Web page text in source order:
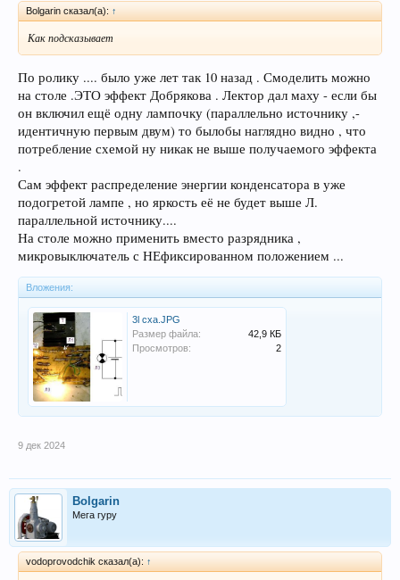
Bolgarin сказал(а): ↑
Как подсказывает
По ролику .... было уже лет так 10 назад . Смоделить можно
на столе .ЭТО эффект Добрякова . Лектор дал маху - если бы
он включил ещё одну лампочку (параллельно источнику ,-
идентичную первым двум) то былобы наглядно видно , что
потребление схемой ну никак не выше получаемого эффекта
.
Сам эффект распределение энергии конденсатора в уже
подогретой лампе , но яркость её не будет выше Л.
параллельной источнику....
На столе можно применить вместо разрядника ,
микровыключатель с НЕфиксированном положением ...
Вложения:
3l cxa.JPG
Размер файла:
42,9 КБ
Просмотров:
2
9 дек 2024
Bolgarin
Мега гуру
vodoprovodchik сказал(а): ↑